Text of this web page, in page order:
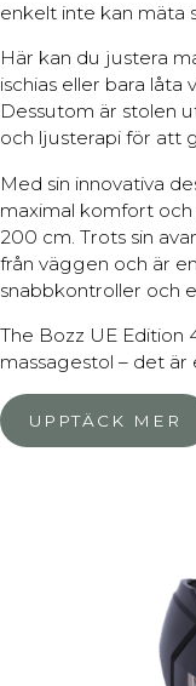
enkelt inte kan mäta
Här kan du justera
ischias eller bara
Dessutom är stolen
och ljusterapi för att
Med sin innovativa
maximal komfort och
200 cm. Trots sin
från väggen och är
snabbkontroller och
The Bozz UE Edition
massagestol – det är
UPPTÄCK MER